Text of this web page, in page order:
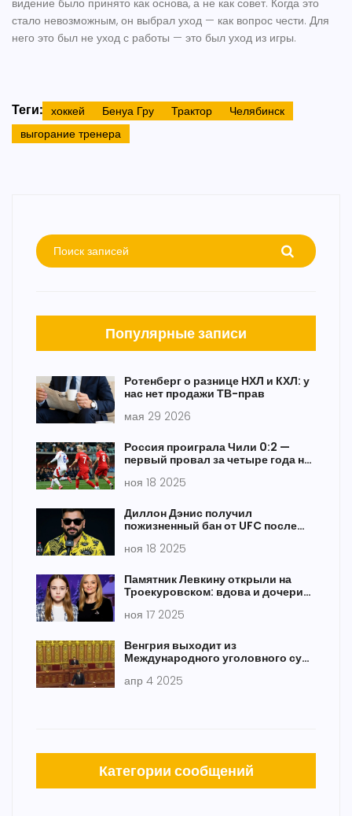
видение было принято как основа, а не как совет. Когда это
стало невозможным, он выбрал уход — как вопрос чести. Для
него это был не уход с работы — это был уход из игры.
Теги: хоккей Бенуа Гру Трактор
Челябинск
выгорание тренера
Популярные записи
Ротенберг о разнице НХЛ и КХЛ: у
нас нет продажи ТВ-прав
мая 29 2026
Россия проиграла Чили 0:2 —
первый провал за четыре года на
ноя 18 2025
Диллон Дэнис получил
пожизненный бан от UFC после
Маддалены
ноя 18 2025
Памятник Левкину открыли на
Троекуровском: вдова и дочери
ноя 17 2025
Венгрия выходит из
Международного уголовного суда
апр 4 2025
Категории сообщений